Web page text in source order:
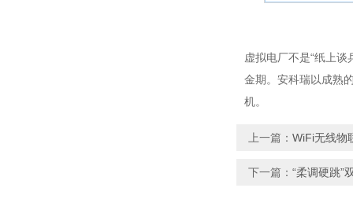
虚拟电厂不是“纸上
金期。安科瑞以成熟
机。
上一篇： WiFi无线物
下一篇： “柔调硬跳”